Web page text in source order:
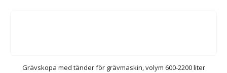
Grävskopa med tänder för grävmaskin, volym 600-2200 liter